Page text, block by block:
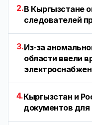
2.В Кыргызстане
следователей
3.Из-за
области ввели
4.Кыргызстан и
документов для